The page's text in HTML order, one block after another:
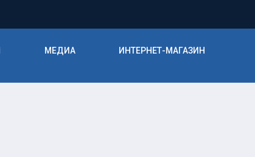
МЕДИА ИНТЕРНЕТ-МАГАЗИН